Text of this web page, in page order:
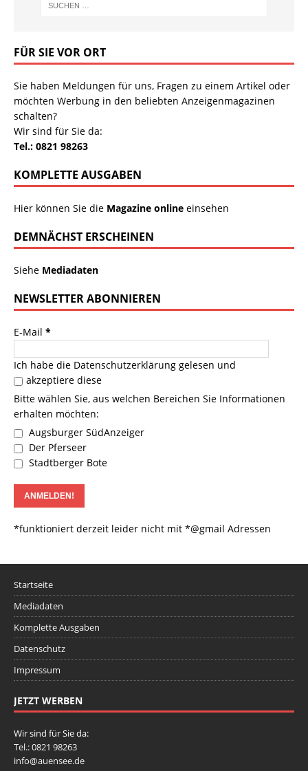
FÜR SIE VOR ORT
Sie haben Meldungen für uns, Fragen zu einem Artikel oder
möchten Werbung in den beliebten Anzeigenmagazinen
schalten?
Wir sind für Sie da:
Tel.: 0821 98263
KOMPLETTE AUSGABEN
Hier können Sie die Magazine online einsehen
DEMNÄCHST ERSCHEINEN
Siehe Mediadaten
NEWSLETTER ABONNIEREN
E-Mail *
Ich habe die Datenschutzerklärung gelesen und
akzeptiere diese
Bitte wählen Sie, aus welchen Bereichen Sie Informationen
erhalten möchten:
Augsburger SüdAnzeiger
Der Pferseer
Stadtberger Bote
*funktioniert derzeit leider nicht mit *@gmail Adressen
Startseite
Mediadaten
Komplette Ausgaben
Datenschutz
Impressum
JETZT WERBEN
Wir sind für Sie da:
Tel.: 0821 98263
info@auensee.de